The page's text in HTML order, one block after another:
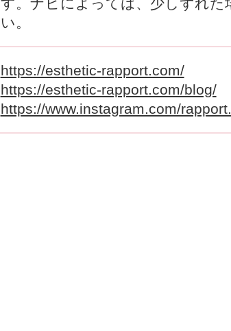
す。ナビによっては、少しずれた
い。
https://esthetic-rapport.com/
https://esthetic-rapport.com/blog/
https://www.instagram.com/